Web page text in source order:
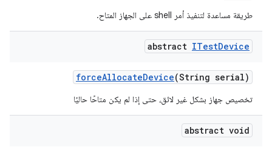
طريقة مساعدة لتنفيذ أمر shell على الجهاز المتاح.
abstract ITestDevice
forceAllocateDevice(String serial)
تخصيص جهاز بشكل غير لائق، حتى إذا لم يكن متاحًا حاليًا
abstract void